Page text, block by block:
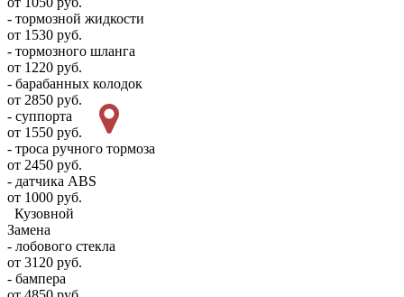
- тормозной жидкости
от 1530 руб.
- тормозного шланга
от 1220 руб.
- барабанных колодок
от 2850 руб.
- суппорта
от 1550 руб.
- троса ручного тормоза
от 2450 руб.
- датчика ABS
от 1000 руб.
Кузовной
Замена
- лобового стекла
от 3120 руб.
- бампера